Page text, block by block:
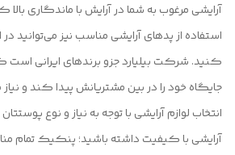
آرایشی مرغوب به شما در آرایش با ماندگاری
استفاده از پدهای آرایشی مناسب نیز می‌توانید در
کنید. شرکت بیلیارد جزو برندهای ایرانی است
جایگاه خود را در بین مشتریانش پیدا کند و
انتخاب لوازم آرایشی با توجه به نیاز و نوع
آرایشی با کیفیت داشته باشید؛ پنکیک تمام